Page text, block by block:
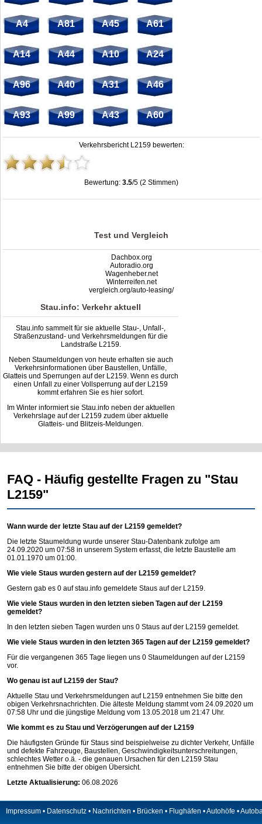
A4 A81 A45 A61
A14 A44 A10 A24
A96 A40 A31 A46
A93 A99 A43 A60
Verkehrsbericht L2159 bewerten:
Bewertung:3.5/5 (2 Stimmen)
Stau L2159: Unfälle, Sperrung & Baustellen | Staumelder L2159 ,3.5out of5
Test und Vergleich
Dachbox.org
Autoradio.org
Wagenheber.net
Winterreifen.net
vergleich.org/auto-leasing/
Stau.info: Verkehr aktuell
Stau.info sammelt für sie aktuelle Stau-, Unfall-,
Straßenzustand- und Verkehrsmeldungen für die
Landstraße L2159.
Neben Staumeldungen von heute erhalten sie auch
Verkehrsinformationen über Baustellen, Unfälle,
Glatteis und Sperrungen auf der L2159. Wenn es durch
einen Unfall zu einer Vollsperrung auf der L2159
kommt erfahren Sie es hier sofort.
Im Winter informiert sie Stau.info neben der aktuellen
Verkehrslage auf der L2159 zudem über aktuelle
Glatteis- und Blitzeis-Meldungen.
FAQ - Häufig gestellte Fragen zu "Stau
L2159"
Wann wurde der letzte Stau auf der L2159 gemeldet?
Die letzte Staumeldung wurde unserer Stau-Datenbank zufolge am
24.09.2020 um 07:58 in unserem System erfasst, die letzte Baustelle am
01.01.1970 um 01:00.
Wie viele Staus wurden gestern auf der L2159 gemeldet?
Gestern gab es 0 aufstau.info gemeldete Staus auf der L2159.
Wie viele Staus wurden in den letzten sieben Tagen auf der L2159
gemeldet?
In den letzten sieben Tagen wurden uns 0 Staus auf der L2159 gemeldet.
Wie viele Staus wurden in den letzten 365 Tagen auf der L2159 gemeldet?
Für die vergangenen 365 Tage liegen uns 0 Staumeldungen auf der L2159
vor.
Wo genau ist auf L2159 der Stau?
Aktuelle Stau und Verkehrsmeldungen auf L2159 entnehmen Sie bitte den
obigen Verkehrsnachrichten. Die älteste Meldung stammt vom 24.09.2020 um
07:58 Uhr und die jüngstige Meldung vom 13.05.2018 um 21:47 Uhr.
Wie kommt es zu Stau und Verzögerungen auf der L2159
Die häufigsten Gründe für Staus sind beispielweise zu dichter Verkehr, Unfälle
und defekte Fahrzeuge, Baustellen, Geschwindigkeitsunterschreitungen,
schlechtes Wetter o.ä. - die genauen Ursachen für den L2159 Stau
entnehmen Sie bitte der obigen Übersicht.
Letzte Aktualisierung: 06.08.2026
Impressum • Datenschutz • Nachrichten • Brücken • Flughäfen •Autohöfe •